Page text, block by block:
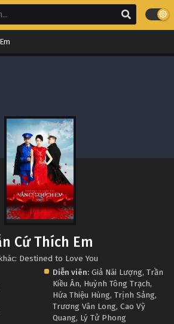
Cứ Thích Em
Destined to Love You
Diễn viên: Giả Nãi Lượng,Trần
Kiều Ân, Huỳnh Tông Trạch,
Hứa Thiệu Hùng,Trịnh Sảng,
Trương Vân Long,Cao Vỹ
Quang, Lý Tử Phong